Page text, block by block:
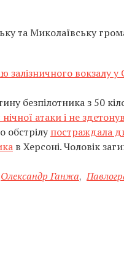
та Миколаївську
залізничного вокзалу у
безпілотника з 50
атаки і не
обстрілупостраждала
в Херсоні. Чоловік
Олександр Ганжа,